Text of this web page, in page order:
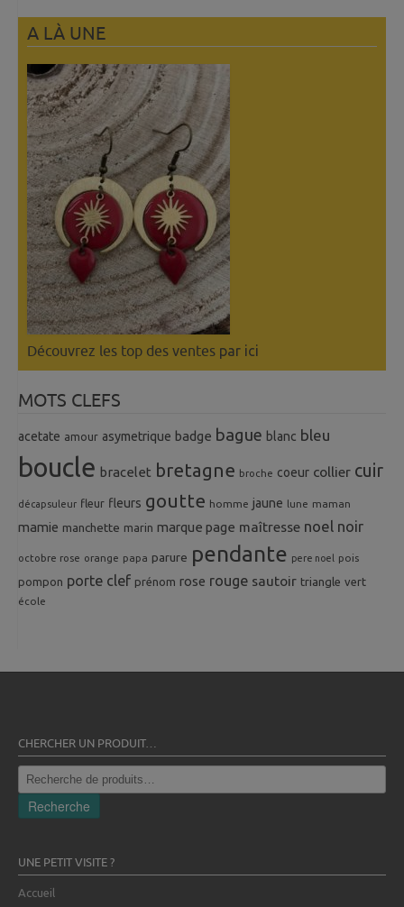
A LÀ UNE
Découvrez les top des ventes par ici
MOTS CLEFS
acetate amour asymetrique badge bague blanc bleu
boucle bracelet bretagne broche coeur collier cuir
décapsuleur fleur fleurs goutte homme jaune lune maman
mamie manchette marin marque page maîtresse noel noir
octobre rose orange papa parure pendante pere noel pois
pompon porte clef prénom rose rouge sautoir triangle vert
école
CHERCHER UN PRODUIT…
Recherche
pour :
Recherche
UNE PETIT VISITE ?
Accueil